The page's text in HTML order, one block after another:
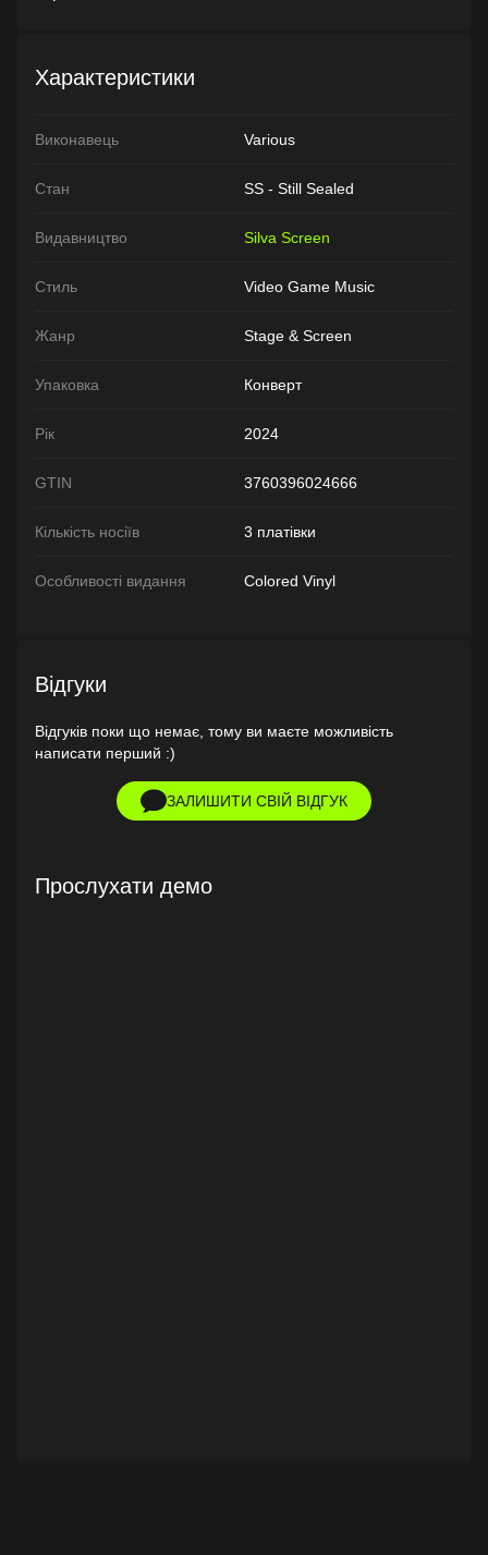
Характеристики
Виконавець Various
Стан SS - Still Sealed
Видавництво Silva Screen
Стиль Video Game Music
Жанр Stage & Screen
Упаковка Конверт
Рік 2024
GTIN 3760396024666
Кількість носіїв 3 платівки
Особливості видання Colored Vinyl
Відгуки
Відгуків поки що немає, тому ви маєте можливість
написати перший :)
ЗАЛИШИТИ СВІЙ ВІДГУК
Прослухати демо